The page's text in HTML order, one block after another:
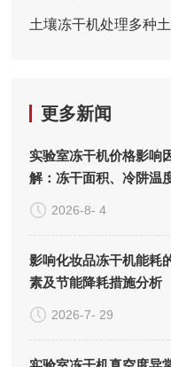
土壤冻干机处理多种
更多新闻
实验室冻干机价格影响
解：冻干面积、冷阱温
系统的成本构成
2026-8- 4
影响化妆品冻干机能耗
素及节能降耗措施分析
2026-7- 29